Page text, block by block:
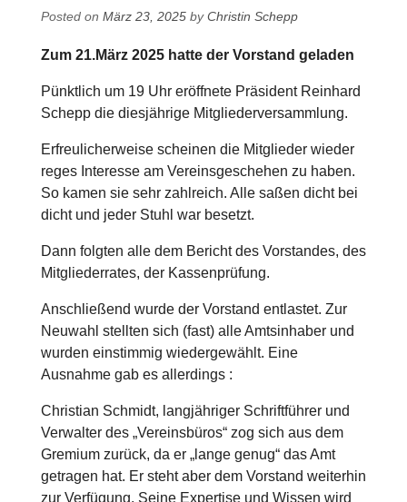
Posted on März 23, 2025byChristin Schepp
Zum 21.März 2025 hatte der Vorstand geladen
Pünktlich um 19 Uhr eröffnete Präsident Reinhard
Schepp die diesjährige Mitgliederversammlung.
Erfreulicherweise scheinen die Mitglieder wieder
reges Interesse am Vereinsgeschehen zu haben.
So kamen sie sehr zahlreich. Alle saßen dicht bei
dicht und jeder Stuhl war besetzt.
Dann folgten alle dem Bericht des Vorstandes, des
Mitgliederrates, der Kassenprüfung.
Anschließend wurde der Vorstand entlastet. Zur
Neuwahl stellten sich (fast) alle Amtsinhaber und
wurden einstimmig wiedergewählt. Eine
Ausnahme gab es allerdings :
Christian Schmidt, langjähriger Schriftführer und
Verwalter des „Vereinsbüros“ zog sich aus dem
Gremium zurück, da er „lange genug“ das Amt
getragen hat. Er steht aber dem Vorstand weiterhin
zur Verfügung. Seine Expertise und Wissen wird